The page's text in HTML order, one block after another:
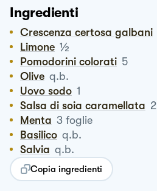
Ingredienti
Crescenza certosa galbani
Limone ½
Pomodorini colorati 5
Olive q.b.
Uovo sodo 1
Salsa di soia caramellata 2
Menta 3 foglie
Basilico q.b.
Salvia q.b.
Copia ingredienti